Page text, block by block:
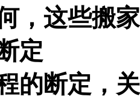
，这些搬
定
的断定，